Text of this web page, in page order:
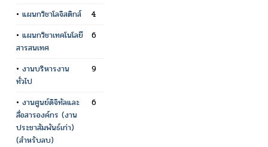
• แผนกวิชาโลจิสติกส์
4
• แผนกวิชาเทคโนโลยี
สารสนเทศ
6
• งานบริหารงาน
ทั่วไป
9
• งานศูนย์ดิจิทัลและ
สื่อสารองค์กร (งาน
ประชาสัมพันธ์เก่า)
(สำหรับลบ)
6